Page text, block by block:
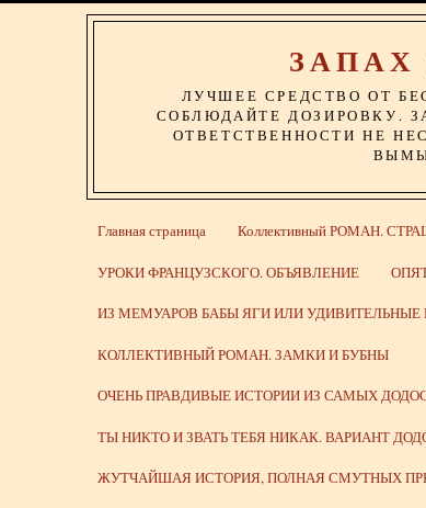
ЗАПАХ
ЛУЧШЕЕ СРЕДСТВО ОТ
СОБЛЮДАЙТЕ ДОЗИРОВКУ.
ОТВЕТСТВЕННОСТИ НЕ
Главная страница Коллективный РОМАН.
УРОКИ ФРАНЦУЗСКОГО. ОБЪЯВЛЕНИЕ
ИЗ МЕМУАРОВ БАБЫ ЯГИ ИЛИ
КОЛЛЕКТИВНЫЙ РОМАН. ЗАМКИ И БУБНЫ
ОЧЕНЬ ПРАВДИВЫЕ ИСТОРИИ ИЗ САМЫХ
ТЫ НИКТО И ЗВАТЬ ТЕБЯ НИКАК. ВАРИАНТ
ЖУТЧАЙШАЯ ИСТОРИЯ, ПОЛНАЯ СМУТНЫХ